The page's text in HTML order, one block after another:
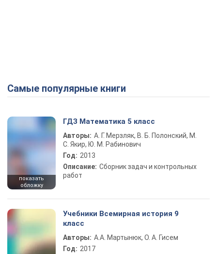
Самые популярные книги
показать
обложку
ГДЗ Математика 5 класс
Авторы: А. Г. Мерзляк, В. Б. Полонский, М.
С. Якир, Ю. М. Рабинович
Год: 2013
Описание: Сборник задач и контрольных
работ
Учебники Всемирная история 9
класс
Авторы: А.А. Мартынюк, О. А. Гисем
Год: 2017